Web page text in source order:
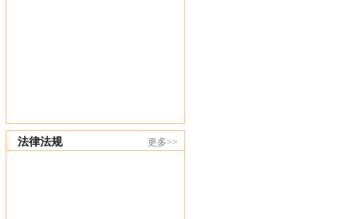
法律法规 更多>>